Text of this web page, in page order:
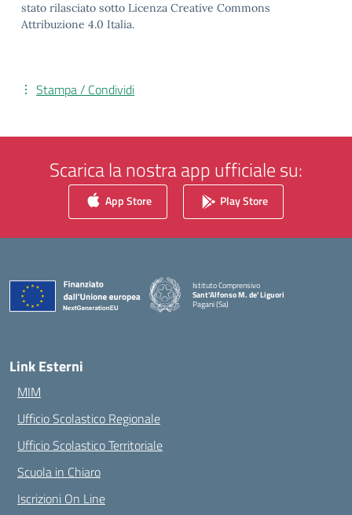
stato rilasciato sotto Licenza Creative Commons
Attribuzione 4.0 Italia.
Stampa / Condividi
Scarica la nostra app ufficiale su:
App Store Play Store
Istituto Comprensivo
Sant'Alfonso M. de' Liguori
Pagani (Sa)
— Visita la pagina iniziale della scuola
Link Esterni
MIM
Ufficio Scolastico Regionale
Ufficio Scolastico Territoriale
Scuola in Chiaro
Iscrizioni On Line